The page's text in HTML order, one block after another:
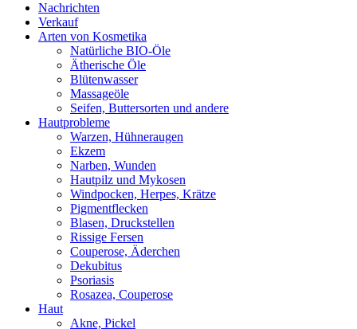
Nachrichten
Verkauf
Arten von Kosmetika
Natürliche BIO-Öle
Ätherische Öle
Blütenwasser
Massageöle
Seifen, Buttersorten und andere
Hautprobleme
Warzen, Hühneraugen
Ekzem
Narben, Wunden
Hautpilz und Mykosen
Windpocken, Herpes, Krätze
Pigmentflecken
Blasen, Druckstellen
Rissige Fersen
Couperose, Äderchen
Dekubitus
Psoriasis
Rosazea, Couperose
Haut
Akne, Pickel